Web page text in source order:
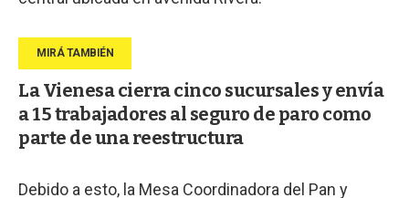
La Vienesa cierra cinco sucursales y envía
a 15 trabajadores al seguro de paro como
parte de una reestructura
Debido a esto, la Mesa Coordinadora del Pan y